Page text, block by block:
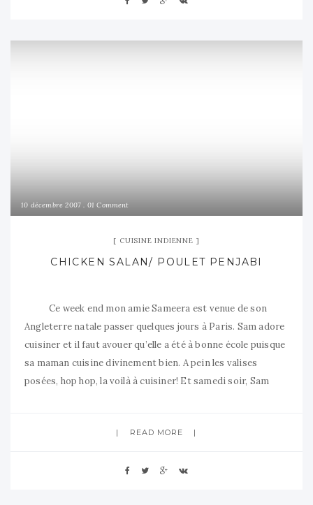
10 décembre 2007 01 Comment
CUISINE INDIENNE
CHICKEN SALAN/ POULET PENJABI
Ce week end mon amie Sameera est venue de son
Angleterre natale passer quelques jours à Paris. Sam adore
cuisiner et il faut avouer qu’elle a été à bonne école puisque
sa maman cuisine divinement bien. A pein les valises
posées, hop hop, la voilà à cuisiner! Et samedi soir, Sam
READ MORE